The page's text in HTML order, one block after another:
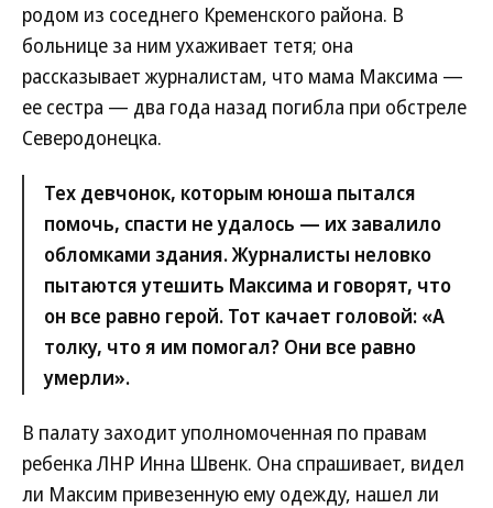
родом из соседнего Кременского района. В
больнице за ним ухаживает тетя; она
рассказывает журналистам, что мама Максима —
ее сестра — два года назад погибла при обстреле
Северодонецка.
Тех девчонок, которым юноша пытался
помочь, спасти не удалось — их завалило
обломками здания. Журналисты неловко
пытаются утешить Максима и говорят, что
он все равно герой. Тот качает головой: «А
толку, что я им помогал? Они все равно
умерли».
В палату заходит уполномоченная по правам
ребенка ЛНР Инна Швенк. Она спрашивает, видел
ли Максим привезенную ему одежду, нашел ли